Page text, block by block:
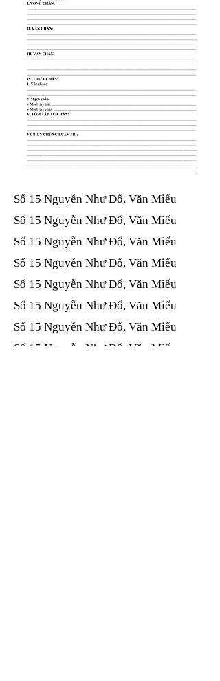
Số 15 Nguyễn Như Đổ, Văn Miếu​​​​
Số 15 Nguyễn Như Đổ, Văn Miếu​​​​
Số 15 Nguyễn Như Đổ, Văn Miếu​​​​
Số 15 Nguyễn Như Đổ, Văn Miếu​​​​
Số 15 Nguyễn Như Đổ, Văn Miếu​​​​
Số 15 Nguyễn Như Đổ, Văn Miếu​​​​
Số 15 Nguyễn Như Đổ, Văn Miếu​​​​
Số 15 Nguyễn Như Đổ, Văn Miếu​​​​